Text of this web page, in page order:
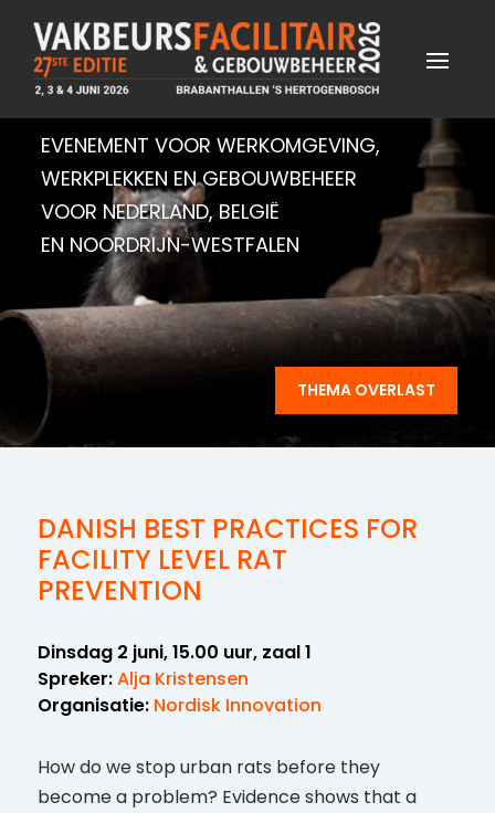
EVENEMENT VOOR WERKOMGEVING,
WERKPLEKKEN EN GEBOUWBEHEER
VOOR NEDERLAND, BELGIË
EN NOORDRIJN-WESTFALEN
THEMA OVERLAST
DANISH BEST PRACTICES FOR
FACILITY LEVEL RAT
PREVENTION
Dinsdag 2 juni, 15.00 uur, zaal 1
Spreker:Alja Kristensen
Organisatie: Nordisk Innovation
How do we stop urban rats before they
become a problem? Evidence shows that a